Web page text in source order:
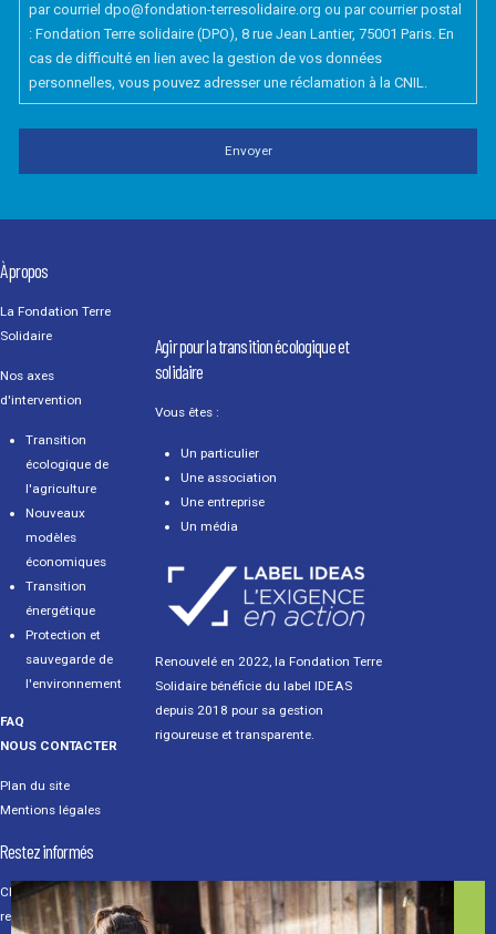
par courriel dpo@fondation-terresolidaire.org ou par courrier postal
: Fondation Terre solidaire (DPO), 8 rue Jean Lantier, 75001 Paris. En
cas de difficulté en lien avec la gestion de vos données
personnelles, vous pouvez adresser une réclamation à la CNIL.
À propos
La Fondation Terre
Solidaire
Nos axes
d'intervention
Transition
écologique de
l'agriculture
Nouveaux
modèles
économiques
Transition
énergétique
Protection et
sauvegarde de
l'environnement
FAQ
NOUS CONTACTER
Plan du site
Mentions légales
Agir pour la transition écologique et
solidaire
Vous êtes :
Un particulier
Une association
Une entreprise
Un média
Renouvelé en 2022, la Fondation Terre
Solidaire bénéficie du label IDEAS
depuis 2018 pour sa gestion
rigoureuse et transparente.
Restez informés
Chaque mois,
recevez les